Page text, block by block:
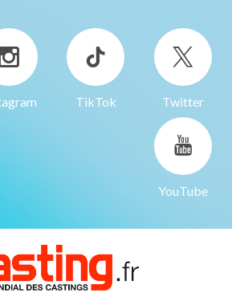
TikTok Twitter
YouTube